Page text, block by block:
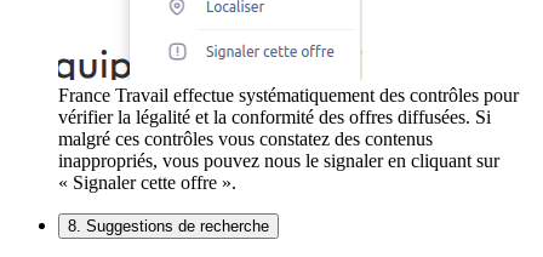
France Travail effectue systématiquement des contrôles pour
vérifier la légalité et la conformité des offres diffusées. Si
malgré ces contrôles vous constatez des contenus
inappropriés, vous pouvez nous le signaler en cliquant sur
« Signaler cette offre ».
8. Suggestions de recherche